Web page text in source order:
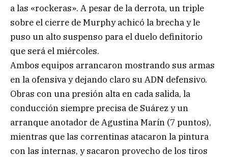
a las «rockeras». A pesar de la derrota, un triple
sobre el cierre de Murphy achicó la brecha y le
puso un alto suspenso para el duelo definitorio
que será el miércoles.
Ambos equipos arrancaron mostrando sus armas
en la ofensiva y dejando claro su ADN defensivo.
Obras con una presión alta en cada salida, la
conducción siempre precisa de Suárez y un
arranque anotador de Agustina Marín (7 puntos),
mientras que las correntinas atacaron la pintura
con las internas, y sacaron provecho de los tiros